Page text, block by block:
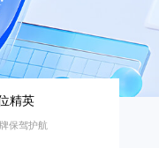
精英
保驾护航